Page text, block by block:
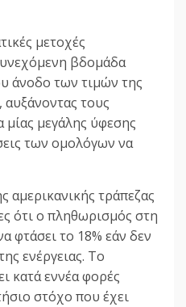
μετοχές
βδομάδα
άνοδο των τιμών της
τους
μεγάλης ύφεσης
των ομολόγων να
αμερικανικής τράπεζας
ότι ο πληθωρισμός στη
φτάσει το 18% εάν δεν
ενέργειας. Το
κατά εννέα φορές
στόχο που έχει